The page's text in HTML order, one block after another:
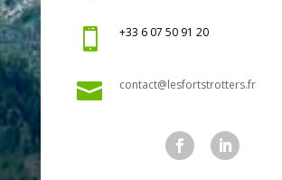
 +33 6 07 50 91 20
 contact@lesfortstrotters.fr